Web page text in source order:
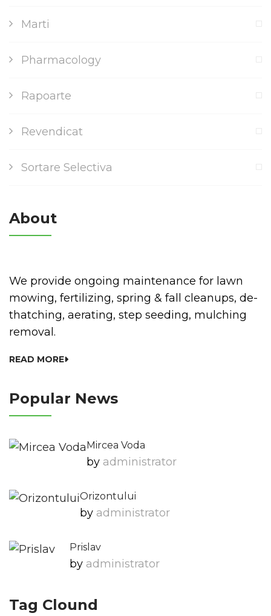
Marti
Pharmacology
Rapoarte
Revendicat
Sortare Selectiva
About
We provide ongoing maintenance for lawn
mowing, fertilizing, spring & fall cleanups, de-
thatching, aerating, step seeding, mulching
removal.
READ MORE
Popular News
Mircea Voda
by Administrator
Orizontului
by Administrator
Prislav
by Administrator
Tag Clound